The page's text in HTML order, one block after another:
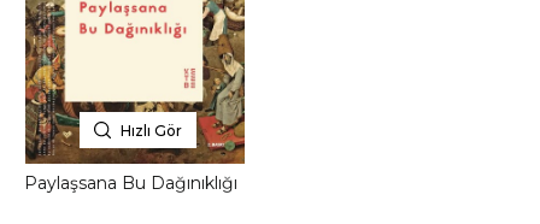
Hızlı Gör
Paylaşsana Bu Dağınıklığı